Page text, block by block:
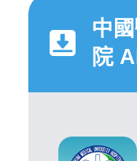
中
院